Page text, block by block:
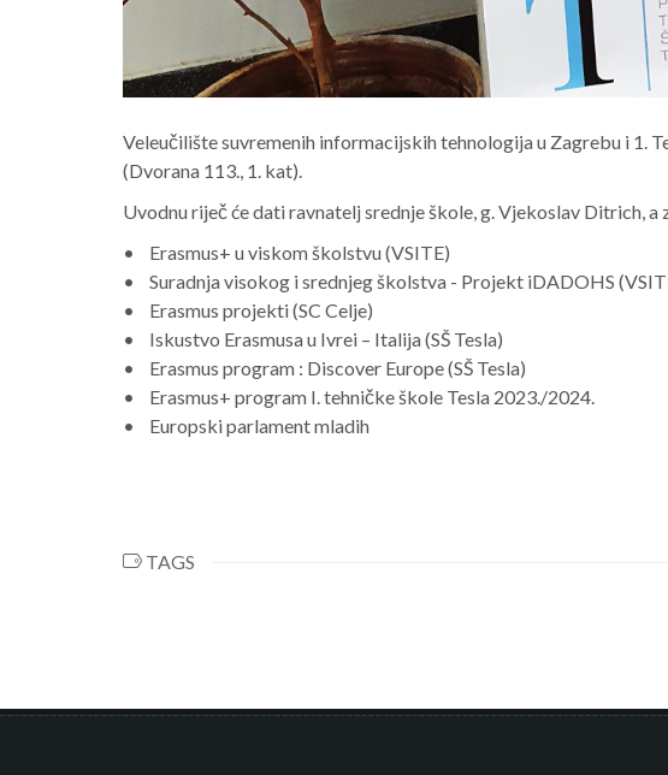
Veleučilište suvremenih informacijskih tehnologija u Zagrebu i 1.
(Dvorana 113., 1. kat).
Uvodnu riječ će dati ravnatelj srednje škole, g. Vjekoslav Ditrich,
• Erasmus+ u viskom školstvu (VSITE)
• Suradnja visokog i srednjeg školstva - Projekt iDADOHS
• Erasmus projekti (SC Celje)
• Iskustvo Erasmusa u Ivrei – Italija (SŠ Tesla)
• Erasmus program : Discover Europe (SŠ Tesla)
• Erasmus+ program I. tehničke škole Tesla 2023./2024.
• Europski parlament mladih
TAGS